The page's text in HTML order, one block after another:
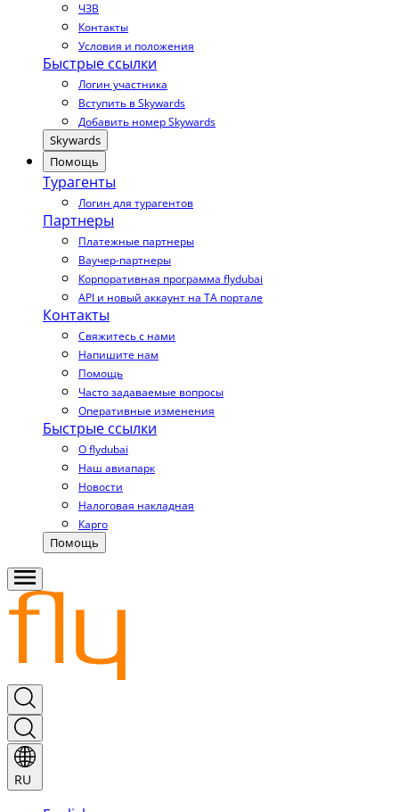
ЧЗВ
Контакты
Условия и положения
Быстрые ссылки
Логин участника
Вступить в Skywards
Добавить номер Skywards
Skywards
Помощь
Турагенты
Логин для турагентов
Партнеры
Платежные партнеры
Ваучер-партнеры
Корпоративная программа flydubai
API и новый аккаунт на TA портале
Контакты
Свяжитесь с нами
Напишите нам
Помощь
Часто задаваемые вопросы
Оперативные изменения
Быстрые ссылки
О flydubai
Наш авиапарк
Новости
Налоговая накладная
Карго
Помощь
RU